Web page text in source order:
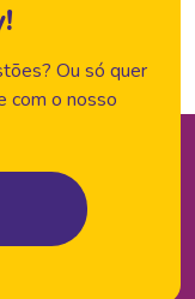
Ou só quer
com o nosso